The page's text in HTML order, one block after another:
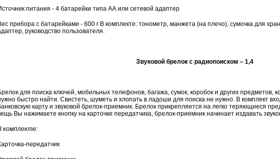
питания - 4 батарейки типа АА или сетевой адаптер
прибора с батарейками - 600 г В комплекте: тонометр, манжета (на плечо), сумочка для
руководство пользователя.
Звуковой брелок с радиопоиском – 1,4
для поиска ключей, мобильных телефонов, багажа, сумок, коробок и других предметов,
быстро найти. Свистеть, шуметь и хлопать в ладоши для поиска не нужно. В комплект
карту и звуковой брелок-приемник. Брелок прикрепляется на легко теряющиеся
Вы нажимаете кнопку на карточке передатчика, брелок-приемник начинает издавать
комплекте:
передатчик